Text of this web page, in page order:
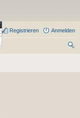
Anmelden
Registrieren